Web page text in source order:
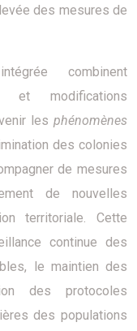
des mesures de
combinent
et modifications
les phénomènes
des colonies
de mesures
de nouvelles
territoriale. Cette
continue des
le maintien des
des protocoles
des populations